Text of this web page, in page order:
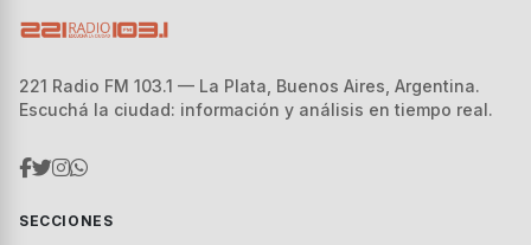
221 Radio FM 103.1 — La Plata, Buenos Aires, Argentina.
Escuchá la ciudad: información y análisis en tiempo real.
SECCIONES